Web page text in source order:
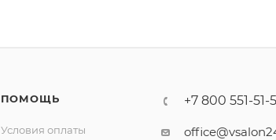
ПОМОЩЬ
Условия оплаты
+7 800 551-51-